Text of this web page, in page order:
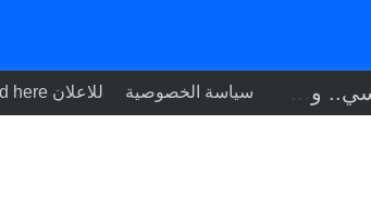
سياسة الخصوصية للاعلان Your ad here